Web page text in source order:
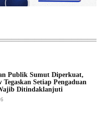
Publik Sumut Diperkuat,
Tegaskan Setiap Pengaduan
Ditindaklanjuti